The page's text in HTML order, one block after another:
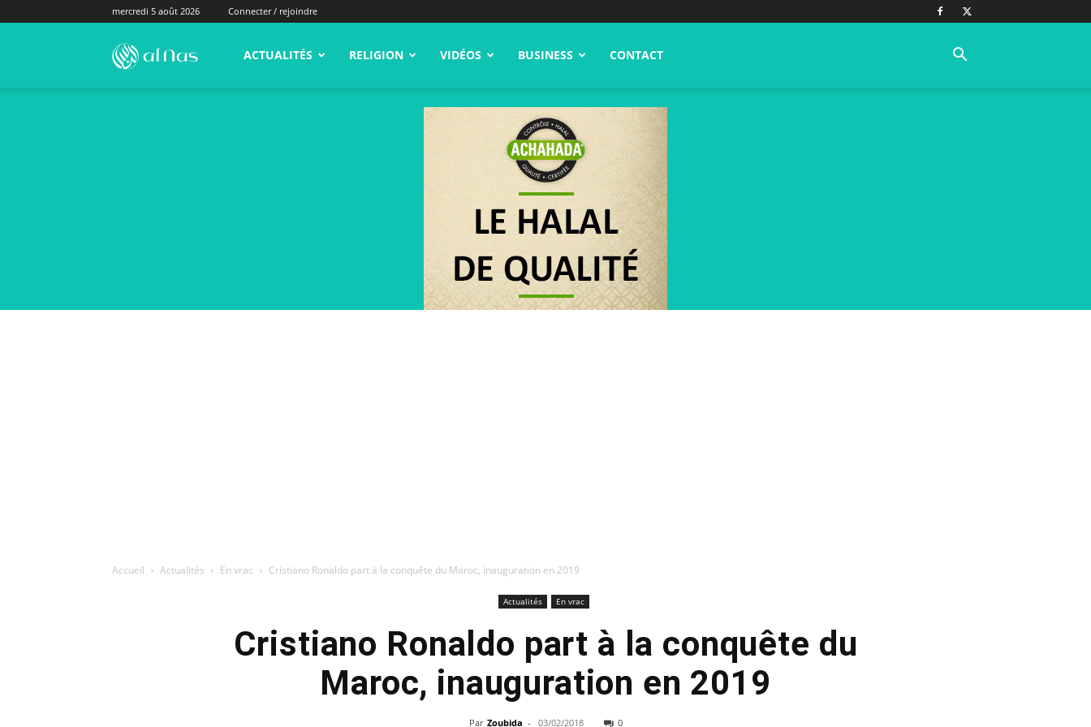
mercredi 5 août 2026 Connecter / rejoindre
alNas.fr ACTUALITÉS RELIGION VIDÉOS BUSINESS CONTACT
Accueil Actualités En vrac Cristiano Ronaldo part à la conquête du Maroc, inauguration en 2019
Actualités En vrac
Cristiano Ronaldo part à la conquête du
Maroc, inauguration en 2019
Par Zoubida - 03/02/2018 0